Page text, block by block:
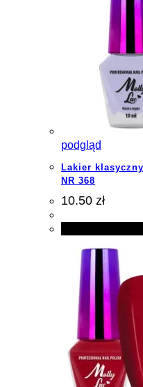
podgląd
Lakier
NR 368
10.50 zł